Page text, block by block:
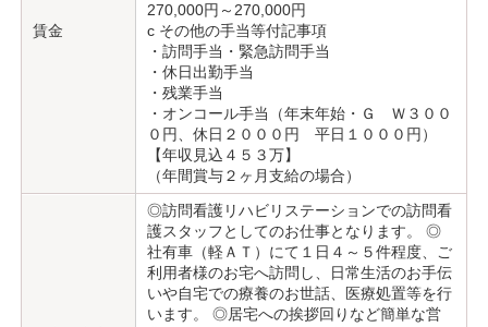
賃金
270,000円～270,000円
c その他の手当等付記事項
・訪問手当・緊急訪問手当
・休日出勤手当
・残業手当
・オンコール手当（年末年始・Ｇ Ｗ３００
０円、休日２０００円 平日１０００円）
【年収見込４５３万】
（年間賞与２ヶ月支給の場合）
◎訪問看護リハビリステーションでの訪問看
護スタッフとしてのお仕事となります。 ◎
社有車（軽ＡＴ）にて１日４～５件程度、ご
利用者様のお宅へ訪問し、日常生活のお手伝
いや自宅での療養のお世話、医療処置等を行
います。 ◎居宅への挨拶回りなど簡単な営